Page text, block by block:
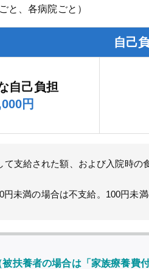
と、各病院ごと）
自己
自己負担
円
支給された額、および入院時の
未満の場合は不支給。100円未満
扶養者の場合は「家族療養費付